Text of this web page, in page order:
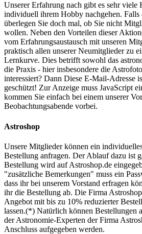
Unserer Erfahrung nach gibt es sehr viele
individuell ihrem Hobby nachgehen. Falls
überlegen Sie doch mal, ob Sie nicht
wollen. Neben den Vorteilen dieser
vom Erfahrungsaustausch mit unseren
praktisch allen unserer Neumitglieder zu
Lernkurve. Dies betrifft sowohl das
die Praxis - hier insbesondere die
interessiert? Dann Diese E-Mail-Adresse
geschützt! Zur Anzeige muss JavaScript
kommen Sie einfach bei einem unserer
Beobachtungsabende vorbei.
Astroshop
Unsere Mitglieder können ein
Bestellung anfragen. Der Ablauf dazu ist
Bestellung wird auf Astroshop.de
"zusätzliche Bemerkungen" muss ein
dass ihr bei unserem Vorstand erfragen
ihr die Bestellung ab. Die Firma
Angebot mit bis zu 10% reduzierter
lassen.(*) Natürlich können Bestellungen
der Astronomie-Experten der Firma
Anschluss aufgegeben werden.